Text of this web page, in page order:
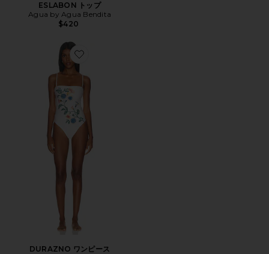
ESLABON トップ
Agua by Agua Bendita
$420
Favorite DURAZNO ワンピース
DURAZNO ワンピース